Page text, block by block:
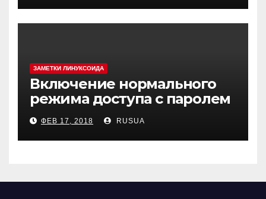
ЗАМЕТКИ ЛИНУКСОИДА
Включение нормального
режима доступа с паролем
в MySQL(MariaDB) в Debian 9
ФЕВ 17, 2018 RUSUA